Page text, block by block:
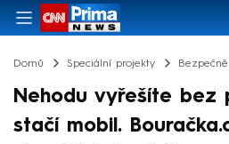
Domů Speciální projekty
Nehodu vyřešíte bez
stačí mobil.